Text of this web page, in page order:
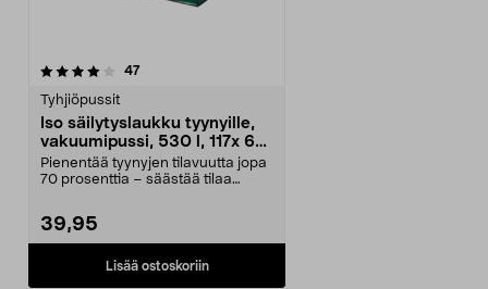
47arvostelut
Tyhjiöpussit
Iso säilytyslaukku tyynyille,
vakuumipussi, 530 l, 117x 67
x 25 cm
Pienentää tyynyjen tilavuutta jopa
70 prosenttia – säästää tilaa
39,95
Lisää ostoskoriin